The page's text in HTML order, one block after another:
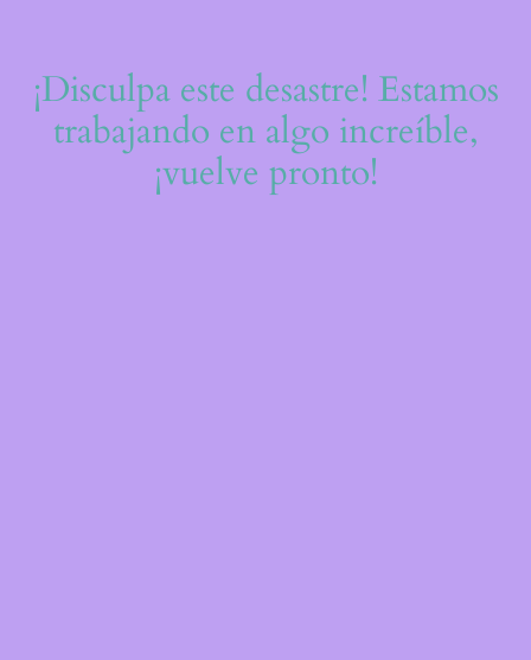
¡Disculpa este desastre! Estamos
trabajando en algo increíble,
¡vuelve pronto!